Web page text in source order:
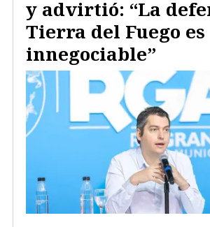
y advirtió: “La
Tierra del Fuego es
innegociable”